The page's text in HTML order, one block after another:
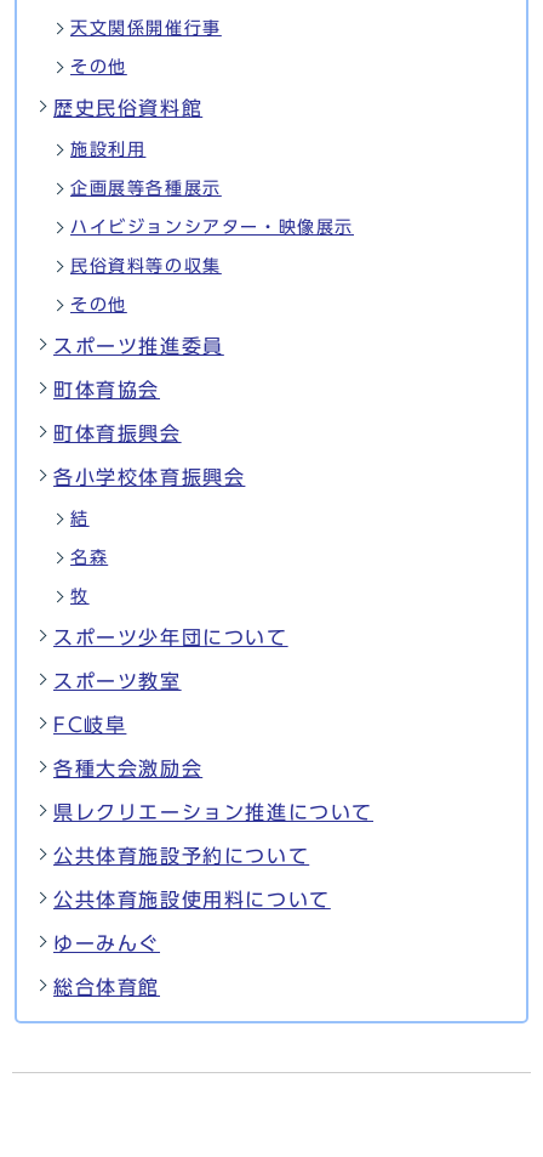
天文関係開催行事
その他
歴史民俗資料館
施設利用
企画展等各種展示
ハイビジョンシアター・映像展示
民俗資料等の収集
その他
スポーツ推進委員
町体育協会
町体育振興会
各小学校体育振興会
結
名森
牧
スポーツ少年団について
スポーツ教室
FC岐阜
各種大会激励会
県レクリエーション推進について
公共体育施設予約について
公共体育施設使用料について
ゆーみんぐ
総合体育館